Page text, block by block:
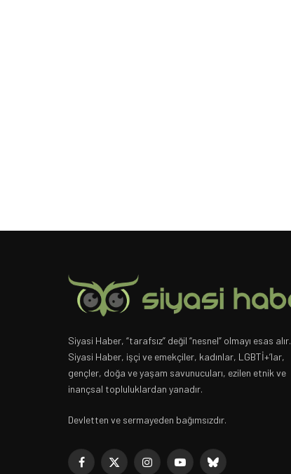
Siyasi Haber, “tarafsız” değil “nesnel” olmayı esas alır.
Siyasi Haber, işçi ve emekçiler, kadınlar, LGBTİ+’lar,
gençler, doğa ve yaşam savunucuları, ezilen etnik ve
inançsal topluluklardan yanadır.
Devletten ve sermayeden bağımsızdır.
Facebook
X InstagramYouTubeBluesky